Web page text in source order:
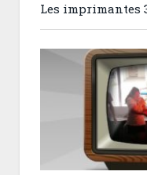
Les imprimantes